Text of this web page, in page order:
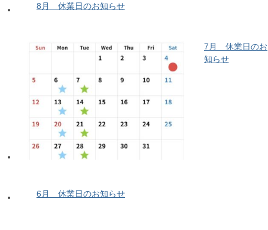
8月 休業日のお知らせ
7月 休業日のお
知らせ
6月 休業日のお知らせ